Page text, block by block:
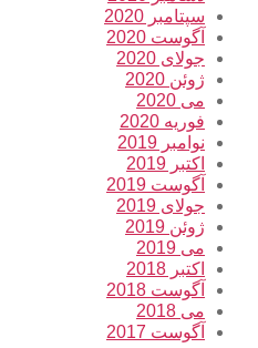
سپتامبر 2020
آگوست 2020
جولای 2020
ژوئن 2020
می 2020
فوریه 2020
نوامبر 2019
اکتبر 2019
آگوست 2019
جولای 2019
ژوئن 2019
می 2019
اکتبر 2018
آگوست 2018
می 2018
آگوست 2017